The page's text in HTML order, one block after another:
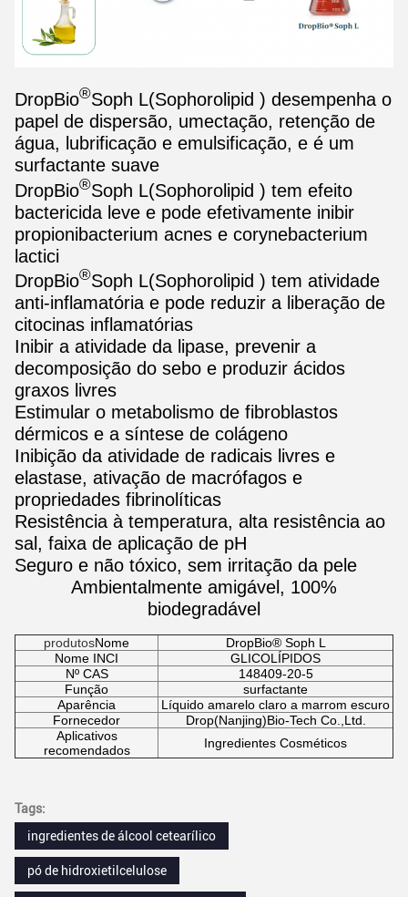
DropBio®Soph L(Sophorolipid ) desempenha o
papel de dispersão, umectação, retenção de
água, lubrificação e emulsificação, e é um
surfactante suave
DropBio®Soph L(Sophorolipid ) tem efeito
bactericida leve e pode efetivamente inibir
propionibacterium acnes e corynebacterium
lactici
DropBio®Soph L(Sophorolipid ) tem atividade
anti-inflamatória e pode reduzir a liberação de
citocinas inflamatórias
Inibir a atividade da lipase, prevenir a
decomposição do sebo e produzir ácidos
graxos livres
Estimular o metabolismo de fibroblastos
dérmicos e a síntese de colágeno
Inibição da atividade de radicais livres e
elastase, ativação de macrófagos e
propriedades fibrinolíticas
Resistência à temperatura, alta resistência ao
sal, faixa de aplicação de pH
Seguro e não tóxico, sem irritação da pele
Ambientalmente amigável, 100%
biodegradável
produtosNome
DropBio® Soph L
Nome INCI
GLICOLÍPIDOS
Nº CAS
148409-20-5
Função
surfactante
Aparência
Líquido amarelo claro a marrom escuro
Fornecedor
Drop(Nanjing)Bio-Tech Co.,Ltd.
Aplicativos
recomendados
Ingredientes Cosméticos
Tags:
ingredientes de álcool cetearílico
pó de hidroxietilcelulose